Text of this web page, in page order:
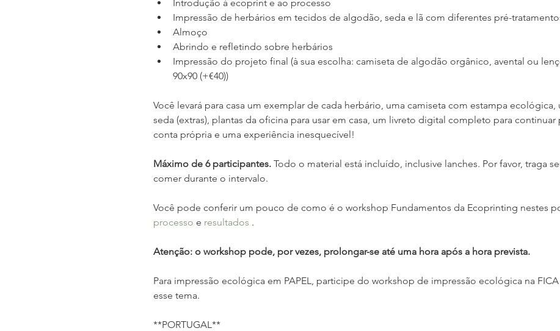
Introdução à ecoprint e ao processo
Impressão de herbários em tecidos de algodão, seda e lã com diferentes pré-
Almoço
Abrindo e refletindo sobre herbários
Impressão do projeto final (à sua escolha: camiseta de algodão orgânico, avental ou
90x90 (+€40))
Você levará para casa um exemplar de cada herbário, uma camiseta com estampa
seda (extras), plantas da oficina para usar em casa, um livreto digital completo para
conta própria e uma experiência inesquecível!
Máximo de 6 participantes. Todo o material está incluído, inclusive lanches. Por favor, traga
comer durante o intervalo.
Você pode conferir um pouco de como é o workshop Fundamentos da Ecoprinting nestes
processo e resultados .
Atenção: o workshop pode, por vezes, prolongar-se até uma hora após a hora prevista.
Para impressão ecológica em PAPEL, participe do workshop de impressão ecológica na
esse tema.
**PORTUGAL**